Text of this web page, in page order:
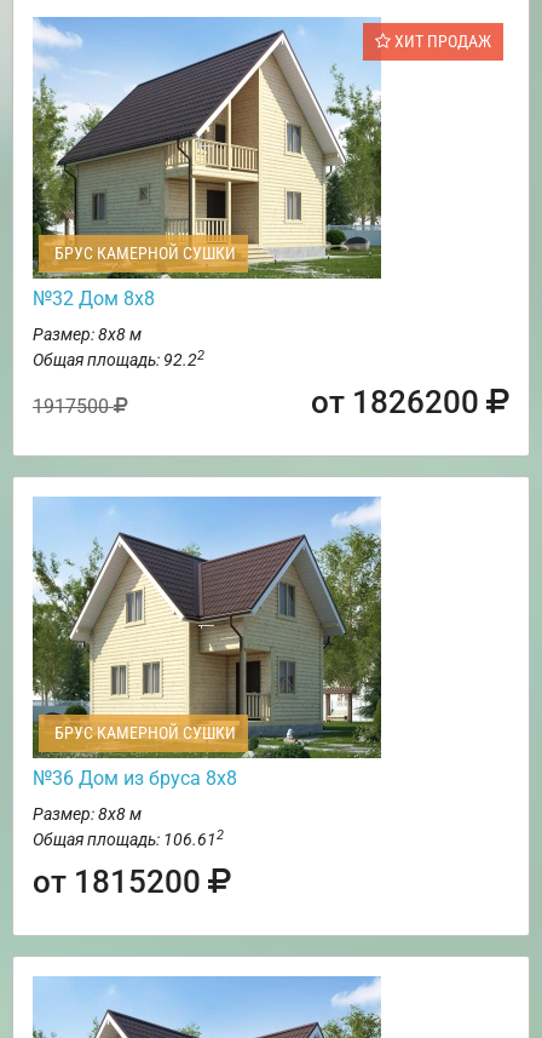
ХИТ ПРОДАЖ
БРУС КАМЕРНОЙ СУШКИ
№32 Дом 8х8
Размер: 8х8 м
Общая площадь: 92.22
1917500 от 1826200
БРУС КАМЕРНОЙ СУШКИ
№36 Дом из бруса 8х8
Размер: 8х8 м
Общая площадь: 106.612
от 1815200